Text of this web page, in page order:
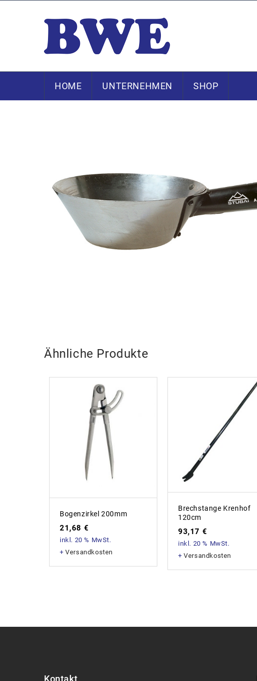
HOME UNTERNEHMEN SHOP
Ähnliche Produkte
Bogenzirkel 200mm
21,68 €
inkl. 20 % MwSt.
+Versandkosten
Brechstange Krenhof
120cm
93,17 €
inkl. 20 % MwSt.
+Versandkosten
Kontakt